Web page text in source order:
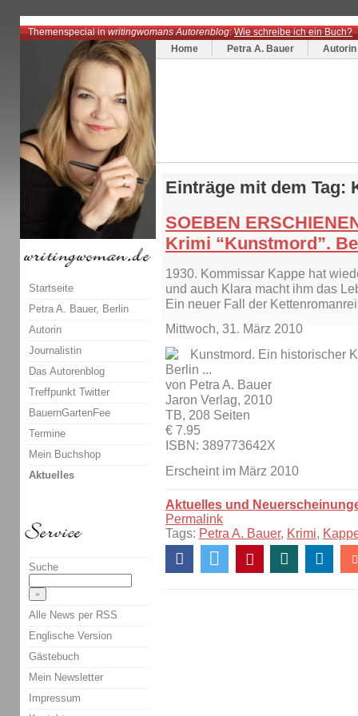
Themenspecial inwritingwomans Autorenblog:Wie schreibe ich ein Buch?
Home
Petra A. Bauer Autorin
Einträge mit dem Tag:
SOEBEN
Krimi “Kunstmord”.
1930. Kommissar Kappe hat
und auch Klara macht ihm das
Ein neuer Fall der
Mittwoch, 31. März 2010
Kunstmord. Ein historischer
Berlin ...
von Petra A. Bauer
Jaron Verlag, 2010
TB, 208 Seiten
€ 7.95
ISBN: 389773642X
Erscheint im März 2010
Aktuelles und
Permalink
Tags: Petra A. Bauer, Krimi,
Startseite
Petra A. Bauer, Berlin
Autorin
Journalistin
Das Autorenblog
Treffpunkt Twitter
BauernGartenFee
Termine
Mein Buchshop
Aktuelles
Suche
Alle News per RSS
Englische Version
Gästebuch
Mein Newsletter
Impressum